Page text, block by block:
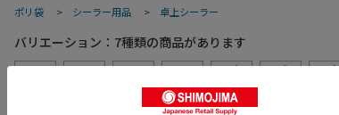
ポリ袋 > シーラー用品 > 卓上シーラー
バリエーション： 7種類の商品があります